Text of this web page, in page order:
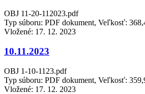
OBJ 11-20-112023.pdf
Typ súboru: PDF dokument, Veľkosť:
Vložené: 17. 12. 2023
10.11.2023
OBJ 1-10-1123.pdf
Typ súboru: PDF dokument, Veľkosť:
Vložené: 17. 12. 2023